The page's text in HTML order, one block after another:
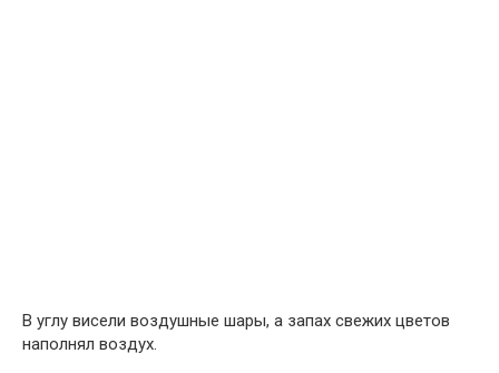
В углу висели воздушные шары, а запах свежих цветов
наполнял воздух.